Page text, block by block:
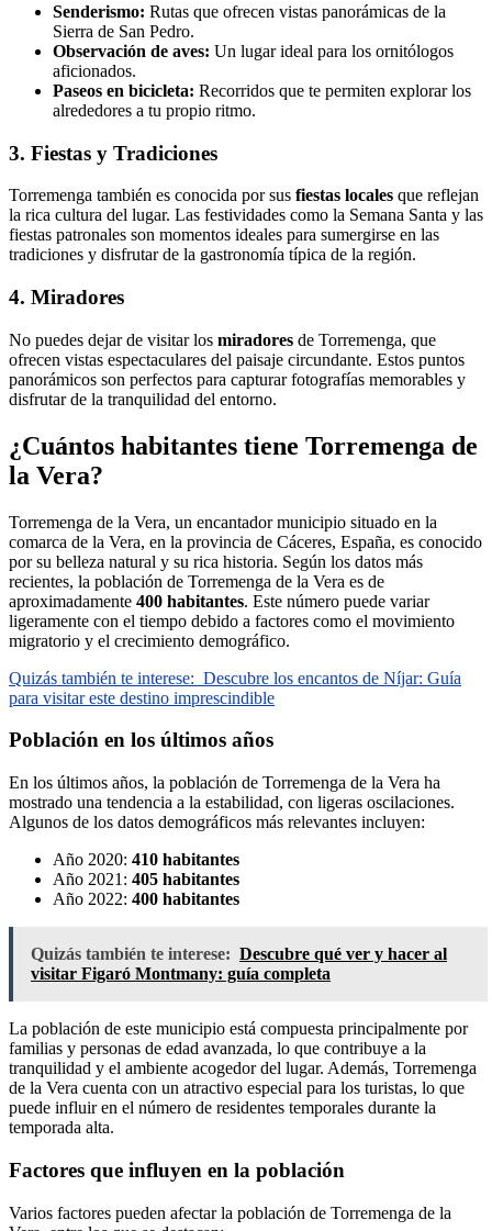
Senderismo: Rutas que ofrecen vistas panorámicas de la
Sierra de San Pedro.
Observación de aves: Un lugar ideal para los ornitólogos
aficionados.
Paseos en bicicleta: Recorridos que te permiten explorar los
alrededores a tu propio ritmo.
3. Fiestas y Tradiciones
Torremenga también es conocida por sus fiestas locales que reflejan
la rica cultura del lugar. Las festividades como la Semana Santa y las
fiestas patronales son momentos ideales para sumergirse en las
tradiciones y disfrutar de la gastronomía típica de la región.
4. Miradores
No puedes dejar de visitar los miradores de Torremenga, que
ofrecen vistas espectaculares del paisaje circundante. Estos puntos
panorámicos son perfectos para capturar fotografías memorables y
disfrutar de la tranquilidad del entorno.
¿Cuántos habitantes tiene Torremenga de
la Vera?
Torremenga de la Vera, un encantador municipio situado en la
comarca de la Vera, en la provincia de Cáceres, España, es conocido
por su belleza natural y su rica historia. Según los datos más
recientes, la población de Torremenga de la Vera es de
aproximadamente 400 habitantes. Este número puede variar
ligeramente con el tiempo debido a factores como el movimiento
migratorio y el crecimiento demográfico.
Quizás también te interese: Descubre los encantos de Níjar: Guía
para visitar este destino imprescindible
Población en los últimos años
En los últimos años, la población de Torremenga de la Vera ha
mostrado una tendencia a la estabilidad, con ligeras oscilaciones.
Algunos de los datos demográficos más relevantes incluyen:
Año 2020: 410 habitantes
Año 2021: 405 habitantes
Año 2022: 400 habitantes
Quizás también te interese: Descubre qué ver y hacer al
visitar Figaró Montmany: guía completa
La población de este municipio está compuesta principalmente por
familias y personas de edad avanzada, lo que contribuye a la
tranquilidad y el ambiente acogedor del lugar. Además, Torremenga
de la Vera cuenta con un atractivo especial para los turistas, lo que
puede influir en el número de residentes temporales durante la
temporada alta.
Factores que influyen en la población
Varios factores pueden afectar la población de Torremenga de la